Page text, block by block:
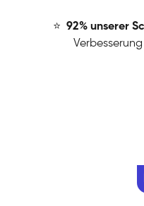
⭐ ️92% unserer